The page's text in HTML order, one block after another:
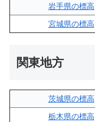
岩手県の標高
宮城県の標高
関東地方
茨城県の標高
栃木県の標高